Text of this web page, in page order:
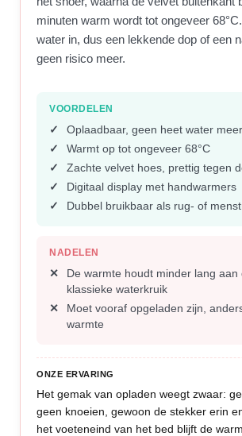
minuten warm wordt tot ongeveer
water in, dus een lekkende dop of een
geen risico meer.
VOORDELEN
Oplaadbaar, geen heet water
Warmt op tot ongeveer 68°C
Zachte velvet hoes, prettig tegen
Digitaal display met handwarmers
Dubbel bruikbaar als rug- of
NADELEN
De warmte houdt minder lang aan
klassieke waterkruik
Moet vooraf opgeladen zijn,
warmte
ONZE ERVARING
Het gemak van opladen weegt zwaar:
geen knoeien, gewoon de stekker erin
het voeteneind van het bed blijft de